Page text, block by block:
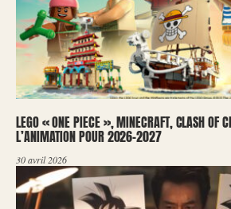
LEGO « ONE PIECE », MINECRAFT, CLASH OF
L’ANIMATION POUR 2026-2027
30 avril 2026